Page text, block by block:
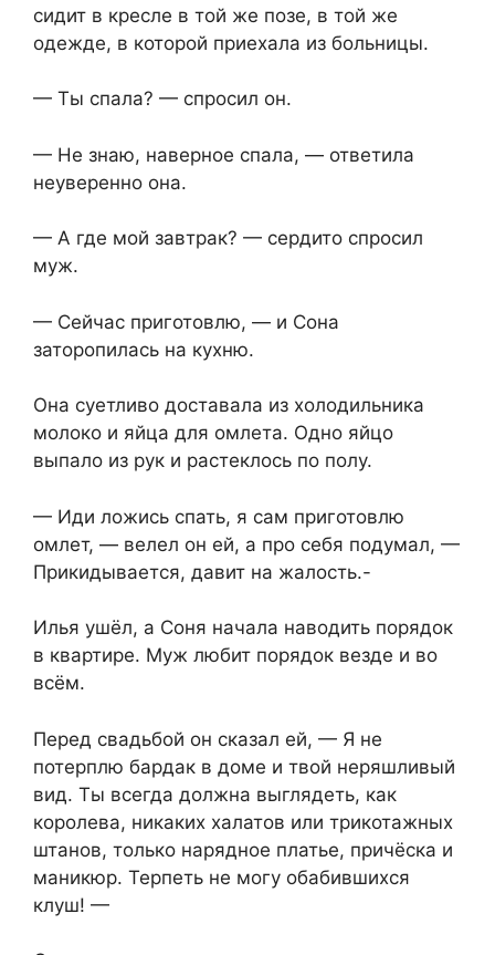
сидит в кресле в той же позе, в той же
одежде, в которой приехала из больницы.
— Ты спала? — спросил он.
— Не знаю, наверное спала, — ответила
неуверенно она.
— А где мой завтрак? — сердито спросил
муж.
— Сейчас приготовлю, — и Сона
заторопилась на кухню.
Она суетливо доставала из холодильника
молоко и яйца для омлета. Одно яйцо
выпало из рук и растеклось по полу.
— Иди ложись спать, я сам приготовлю
омлет, — велел он ей, а про себя подумал, —
Прикидывается, давит на жалость.-
Илья ушёл, а Соня начала наводить порядок
в квартире. Муж любит порядок везде и во
всём.
Перед свадьбой он сказал ей, — Я не
потерплю бардак в доме и твой неряшливый
вид. Ты всегда должна выглядеть, как
королева, никаких халатов или трикотажных
штанов, только нарядное платье, причёска и
маникюр. Терпеть не могу обабившихся
клуш! —